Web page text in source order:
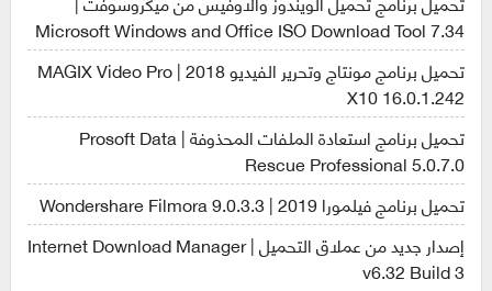
Microsoft Windows and Office ISO Download Tool 7.34
تحميل برنامج مونتاج وتحرير الفيديو 2018 | MAGIX Video Pro
X10 16.0.1.242
تحميل برنامج استعادة الملفات المحذوفة | Prosoft Data
Rescue Professional 5.0.7.0
تحميل برنامج فيلمورا 2019 | Wondershare Filmora 9.0.3.3
إصدار جديد من عملاق التحميل | Internet Download Manager
v6.32 Build 3